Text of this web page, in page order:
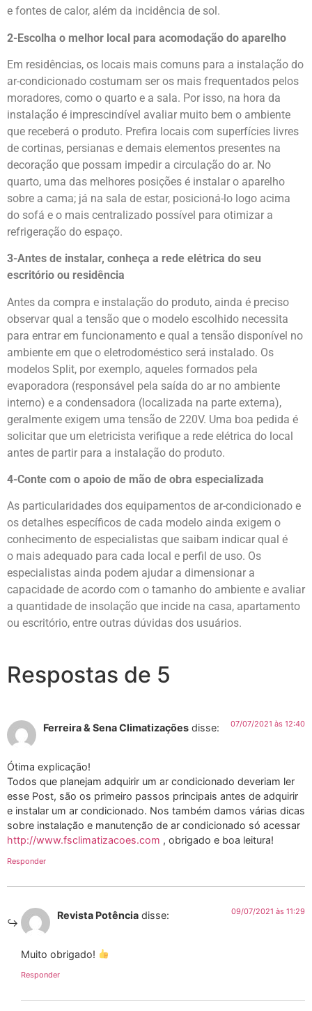
e fontes de calor, além da incidência de sol.
2-Escolha o melhor local para acomodação do aparelho
Em residências, os locais mais comuns para a instalação do
ar-condicionado costumam ser os mais frequentados pelos
moradores, como o quarto e a sala. Por isso, na hora da
instalação é imprescindível avaliar muito bem o ambiente
que receberá o produto. Prefira locais com superfícies livres
de cortinas, persianas e demais elementos presentes na
decoração que possam impedir a circulação do ar. No
quarto, uma das melhores posições é instalar o aparelho
sobre a cama; já na sala de estar, posicioná-lo logo acima
do sofá e o mais centralizado possível para otimizar a
refrigeração do espaço.
3-Antes de instalar, conheça a rede elétrica do seu
escritório ou residência
Antes da compra e instalação do produto, ainda é preciso
observar qual a tensão que o modelo escolhido necessita
para entrar em funcionamento e qual a tensão disponível no
ambiente em que o eletrodoméstico será instalado. Os
modelos Split, por exemplo, aqueles formados pela
evaporadora (responsável pela saída do ar no ambiente
interno) e a condensadora (localizada na parte externa),
geralmente exigem uma tensão de 220V. Uma boa pedida é
solicitar que um eletricista verifique a rede elétrica do local
antes de partir para a instalação do produto.
4-Conte com o apoio de mão de obra especializada
As particularidades dos equipamentos de ar-condicionado e
os detalhes específicos de cada modelo ainda exigem o
conhecimento de especialistas que saibam indicar qual é
o mais adequado para cada local e perfil de uso. Os
especialistas ainda podem ajudar a dimensionar a
capacidade de acordo com o tamanho do ambiente e avaliar
a quantidade de insolação que incide na casa, apartamento
ou escritório, entre outras dúvidas dos usuários.
Respostas de 5
Ferreira & Sena Climatizações disse: 07/07/2021 às 12:40
Ótima explicação!
Todos que planejam adquirir um ar condicionado deveriam ler
esse Post, são os primeiro passos principais antes de adquirir
e instalar um ar condicionado. Nos também damos várias dicas
sobre instalação e manutenção de ar condicionado só acessar
http://www.fsclimatizacoes.com , obrigado e boa leitura!
Responder
Revista Potência disse: 09/07/2021 às 11:29
Muito obrigado!
Responder